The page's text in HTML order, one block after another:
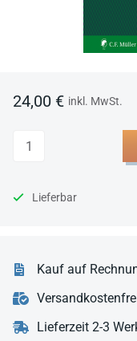
24,00 € inkl. MwSt.
Anzahl
Lieferbar
Kauf auf
Lieferzeit 2-3